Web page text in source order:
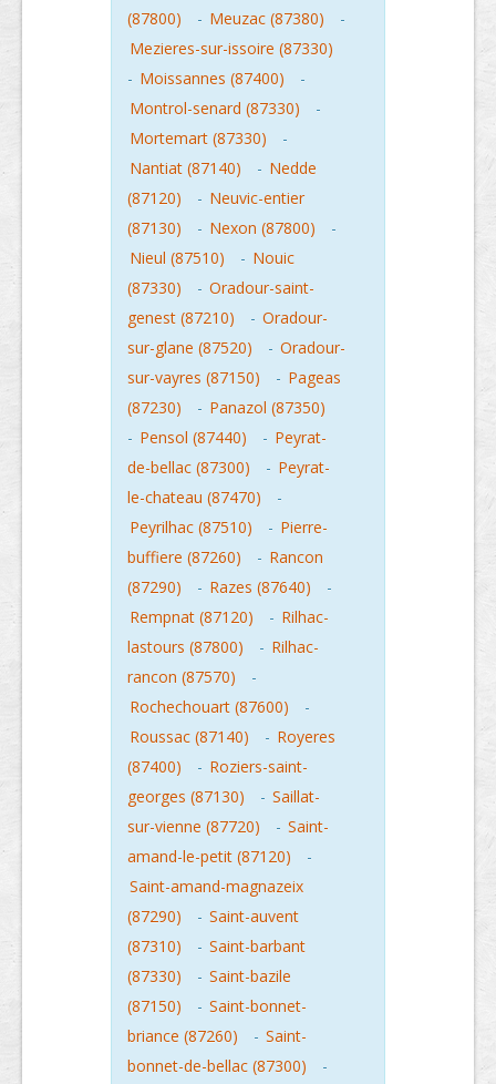
(87800)
- Meuzac (87380)
-
Mezieres-sur-issoire (87330)
- Moissannes (87400)
-
Montrol-senard (87330)
-
Mortemart (87330)
-
Nantiat (87140)
- Nedde
(87120)
- Neuvic-entier
(87130)
- Nexon (87800)
-
Nieul (87510)
- Nouic
(87330)
- Oradour-saint-
genest (87210)
- Oradour-
sur-glane (87520)
- Oradour-
sur-vayres (87150)
- Pageas
(87230)
- Panazol (87350)
- Pensol (87440) - Peyrat-
de-bellac (87300)
- Peyrat-
le-chateau (87470)
-
Peyrilhac (87510)
- Pierre-
buffiere (87260)
- Rancon
(87290)
- Razes (87640)
-
Rempnat (87120)
- Rilhac-
lastours (87800)
- Rilhac-
rancon (87570)
-
Rochechouart (87600)
-
Roussac (87140)
- Royeres
(87400)
- Roziers-saint-
georges (87130)
- Saillat-
sur-vienne (87720)
- Saint-
amand-le-petit (87120)
-
Saint-amand-magnazeix
(87290)
- Saint-auvent
(87310)
- Saint-barbant
(87330)
- Saint-bazile
(87150)
- Saint-bonnet-
briance (87260)
- Saint-
bonnet-de-bellac (87300)
-